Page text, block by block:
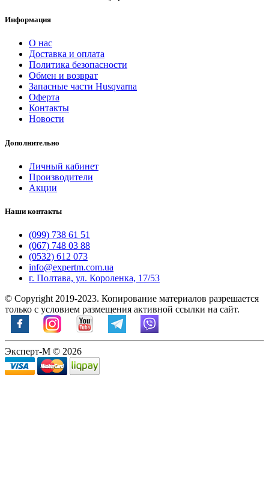
Информация
О нас
Доставка и оплата
Политика безопасности
Обмен и возврат
Запасные части Husqvarna
Оферта
Контакты
Новости
Дополнительно
Личный кабинет
Производители
Акции
Наши контакты
(099) 738 61 51
(067) 748 03 88
(0532) 612 073
info@expertm.com.ua
г. Полтава, ул. Короленка, 17/53
© Copyright 2019-2023. Копирование материалов разрешается
только с условием размещения активной ссылки на сайт.
Эксперт-М © 2026